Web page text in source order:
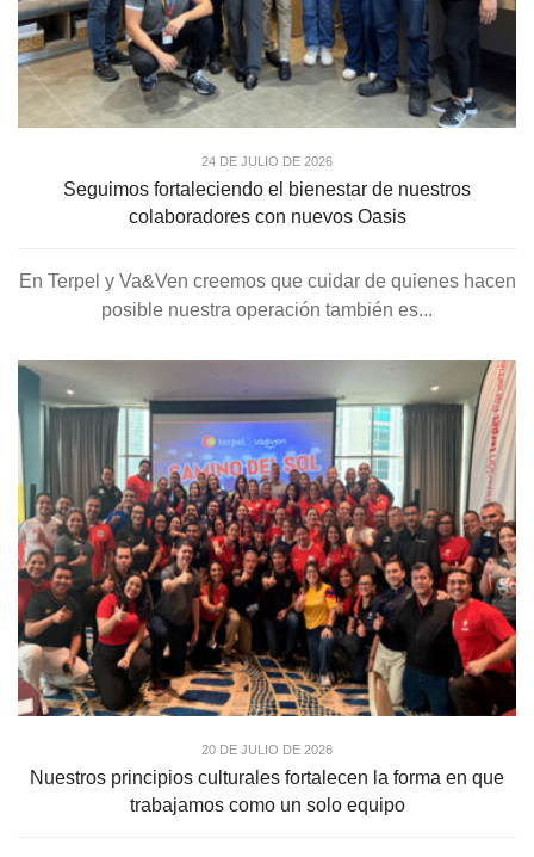
24 DE JULIO DE 2026
Seguimos fortaleciendo el bienestar de nuestros
colaboradores con nuevos Oasis
En Terpel y Va&Ven creemos que cuidar de quienes hacen
posible nuestra operación también es...
20 DE JULIO DE 2026
Nuestros principios culturales fortalecen la forma en que
trabajamos como un solo equipo